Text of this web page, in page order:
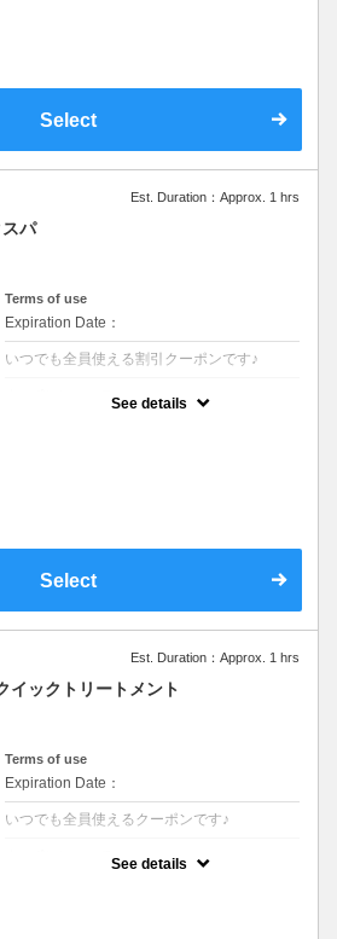
Select
Est. Duration：Approx. 1 hrs
スパ
Terms of use
Expiration Date：
いつでも全員使える割引クーポンです♪
See details
Select
Est. Duration：Approx. 1 hrs
イックトリートメント
Terms of use
Expiration Date：
いつでも全員使えるクーポンです♪
See details